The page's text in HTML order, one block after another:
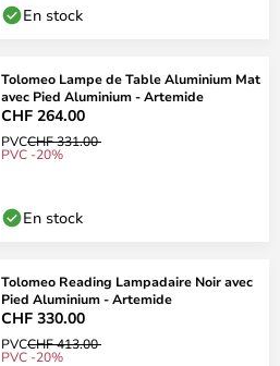
En stock
Tolomeo Lampe de Table Aluminium Mat
avec Pied Aluminium - Artemide
CHF 264.00
PVCCHF 331.00
PVC -20%
En stock
Tolomeo Reading Lampadaire Noir avec
Pied Aluminium - Artemide
CHF 330.00
PVCCHF 413.00
PVC -20%